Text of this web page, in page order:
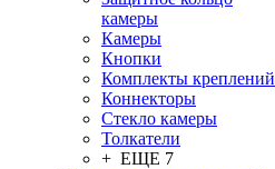
камеры
Камеры
Кнопки
Комплекты креплений
Коннекторы
Стекло камеры
Толкатели
+ ЕЩЕ 7